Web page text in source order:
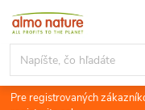
Prejsť
obsah
Pre registrovaných